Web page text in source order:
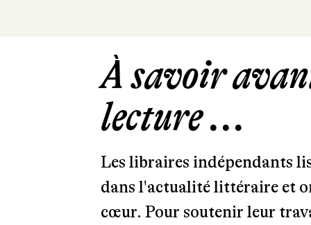
À savoir
lecture ...
Les libraires indépendants
dans l'actualité littéraire et
cœur. Pour soutenir leur